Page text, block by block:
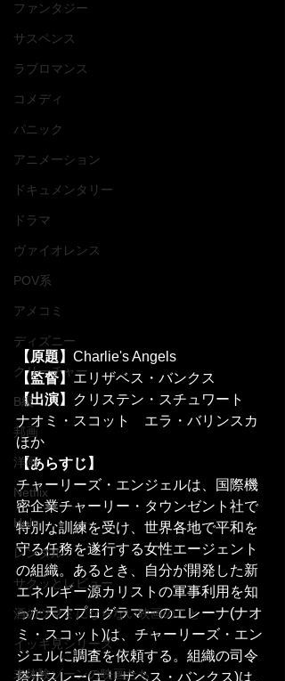
ファンタジー
サスペンス
ラブロマンス
コメディ
パニック
アニメーション
ドキュメンタリー
ドラマ
ヴァイオレンス
POV系
アメコミ
ディズニー
クリーチャー
B級
邦画
洋画
Netflix
Hulu
レンタル
サクッとレビュー
酒のツマミにならない映画のこと
イッキ見シリーズ
未体験ゾーンの映画たち
【原題】 Charlie's Angels
【監督】エリザベス・バンクス
【出演】
クリステン・スチュワート
ナオミ・スコット　エラ・バリンスカ
ほか
【あらすじ】
チャーリーズ・エンジェルは、国際機
密企業チャーリー・タウンゼント社で
特別な訓練を受け、世界各地で平和を
守る任務を遂行する女性エージェント
の組織。あるとき、自分が開発した新
エネルギー源カリストの軍事利用を知
った天才プログラマーのエレーナ(ナオ
ミ・スコット)は、チャーリーズ・エン
ジェルに調査を依頼する。組織の司令
塔ボスレー(エリザベス・バンクス)は、